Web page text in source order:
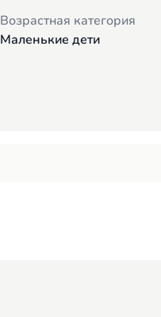
Возрастная категория
Маленькие дети